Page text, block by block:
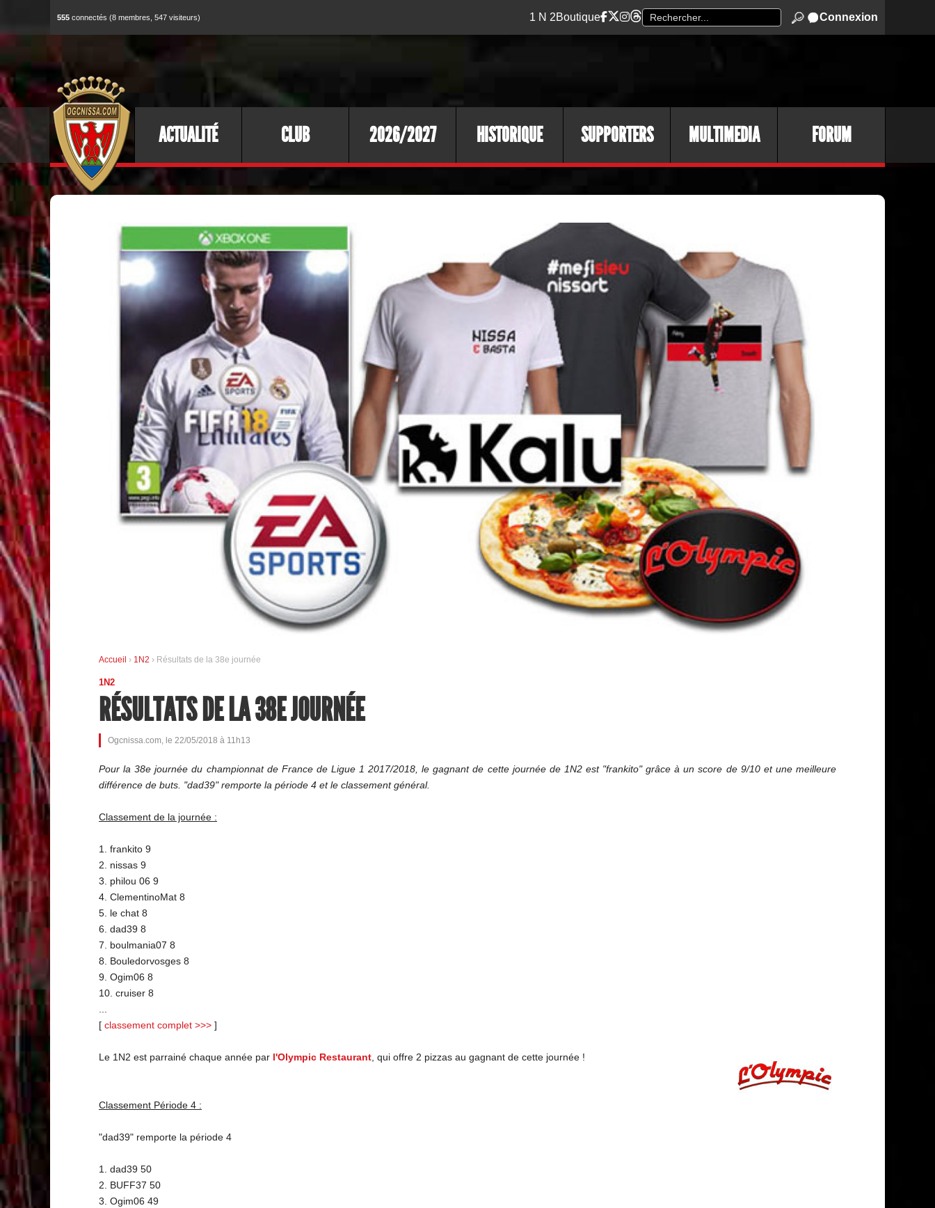
555 connectés (8 membres, 547 visiteurs) 1 N 2Boutique Connexion
ACTUALITÉ CLUB 2026/2027 HISTORIQUE SUPPORTERS MULTIMEDIA FORUM
Accueil › 1N2 › Résultats de la 38e journée
1N2
RÉSULTATS DE LA 38E JOURNÉE
Ogcnissa.com, le 22/05/2018 à 11h13
Pour la 38e journée du championnat de France de Ligue 1 2017/2018, le gagnant de cette journée de 1N2 est "frankito" grâce à un score de 9/10 et une meilleure
différence de buts. "dad39" remporte la période 4 et le classement général.
Classement de la journée :
1. frankito 9
2. nissas 9
3. philou 06 9
4. ClementinoMat 8
5. le chat 8
6. dad39 8
7. boulmania07 8
8. Bouledorvosges 8
9. Ogim06 8
10. cruiser 8
...
[ classement complet >>> ]
Le 1N2 est parrainé chaque année par l'Olympic Restaurant, qui offre 2 pizzas au gagnant de cette journée !
Classement Période 4 :
"dad39" remporte la période 4
1. dad39 50
2. BUFF37 50
3. Ogim06 49